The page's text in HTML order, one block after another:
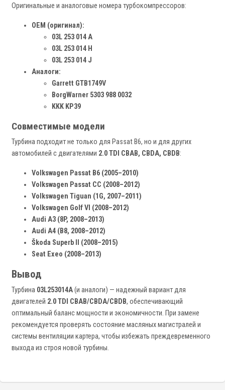
Оригинальные и аналоговые номера турбокомпрессоров:
OEM (оригинал):
03L 253 014 A
03L 253 014 H
03L 253 014 J
Аналоги:
Garrett GTB1749V
BorgWarner 5303 988 0032
KKK KP39
Совместимые модели
Турбина подходит не только для Passat B6, но и для других
автомобилей с двигателями 2.0 TDI CBAB, CBDA, CBDB:
Volkswagen Passat B6 (2005–2010)
Volkswagen Passat CC (2008–2012)
Volkswagen Tiguan (1G, 2007–2011)
Volkswagen Golf VI (2008–2012)
Audi A3 (8P, 2008–2013)
Audi A4 (B8, 2008–2012)
Škoda Superb II (2008–2015)
Seat Exeo (2008–2013)
Вывод
Турбина 03L253014A(и аналоги) — надежный вариант для
двигателей 2.0 TDI CBAB/CBDA/CBDB, обеспечивающий
оптимальный баланс мощности и экономичности. При замене
рекомендуется проверять состояние масляных магистралей и
системы вентиляции картера, чтобы избежать преждевременного
выхода из строя новой турбины.